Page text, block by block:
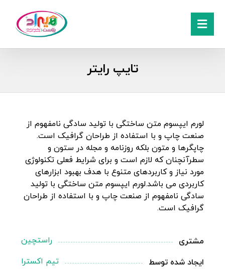
تایپ رایتر
لورم ایپسوم متن ساختگی با تولید سادگی نامفهوم از
صنعت چاپ و با استفاده از طراحان گرافیک است.
چاپگرها و متون بلکه روزنامه و مجله در ستون و
سطرآنچنان که لازم است و برای شرایط فعلی تکنولوژی
مورد نیاز و کاربردهای متنوع با هدف بهبود ابزارهای
کاربردی می باشد.لورم ایپسوم متن ساختگی با تولید
سادگی نامفهوم از صنعت چاپ و با استفاده از طراحان
گرافیک است.
مشتری راستچین
ایجاد شده توسط تیم اکسترا